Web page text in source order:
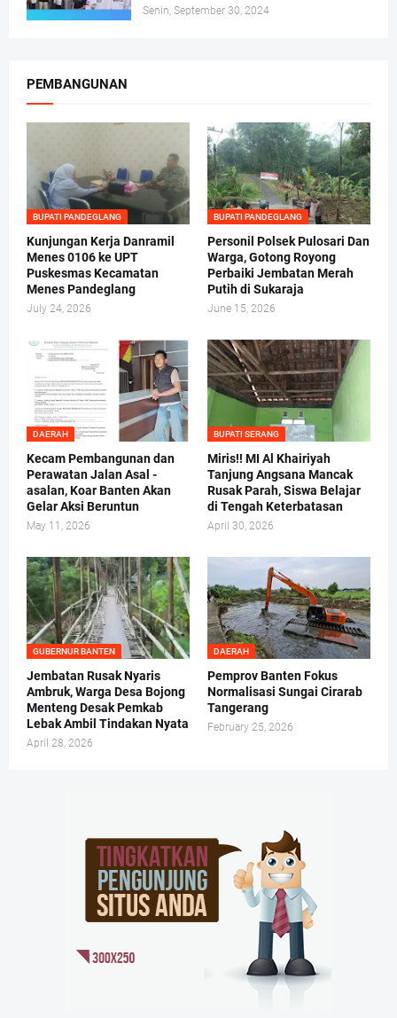
Senin, September 30, 2024
PEMBANGUNAN
BUPATI PANDEGLANG
Kunjungan Kerja Danramil
Menes 0106 ke UPT
Puskesmas Kecamatan
Menes Pandeglang
July 24, 2026
BUPATI PANDEGLANG
Personil Polsek Pulosari Dan
Warga, Gotong Royong
Perbaiki Jembatan Merah
Putih di Sukaraja
June 15, 2026
DAERAH
Kecam Pembangunan dan
Perawatan Jalan Asal -
asalan, Koar Banten Akan
Gelar Aksi Beruntun
May 11, 2026
BUPATI SERANG
Miris!! MI Al Khairiyah
Tanjung Angsana Mancak
Rusak Parah, Siswa Belajar
di Tengah Keterbatasan
April 30, 2026
GUBERNUR BANTEN
Jembatan Rusak Nyaris
Ambruk, Warga Desa Bojong
Menteng Desak Pemkab
Lebak Ambil Tindakan Nyata
April 28, 2026
DAERAH
Pemprov Banten Fokus
Normalisasi Sungai Cirarab
Tangerang
February 25, 2026